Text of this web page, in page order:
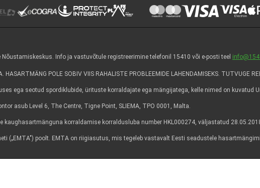
Info ja vastuvõtule registreerimine telefonil 15410 või e-posti teel
HASARTMÄNG POLE SOBIV VIIS RAHALISTE PROBLEEMIDE LAHENDAMISEKS. TUTVUGE
ega seotud spordiklubide, ürituste korraldajate ega mängijatega, kelle nimed on kuvatud
asub Level 6, The Centre, Tigne Point, SLIEMA, TPO 0001, Malta.
kaughasartmänguna korraldamise korraldusluba number HKL000274, väljastatud
(„EMTA") poolt. EMTA on riigiasutus, mis tegeleb vastavalt Eesti seadustele